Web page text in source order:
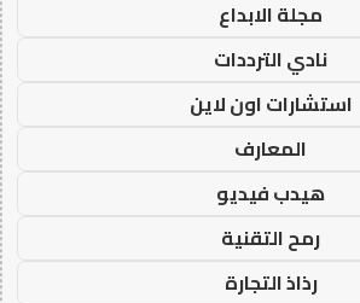
مجلة الابداع
نادي الترددات
استشارات اون لاين
المعارف
هيدب فيديو
رمح التقنية
رذاذ التجارة